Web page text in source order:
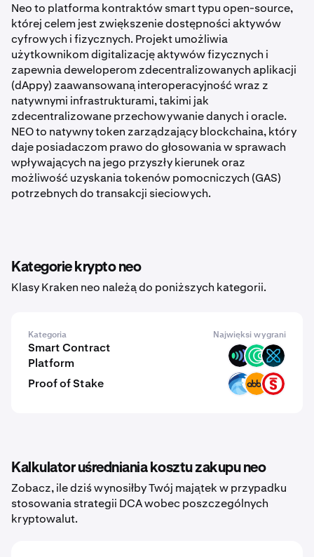
Neo to platforma kontraktów smart typu open-source,
której celem jest zwiększenie dostępności aktywów
cyfrowych i fizycznych. Projekt umożliwia
użytkownikom digitalizację aktywów fizycznych i
zapewnia deweloperom zdecentralizowanych aplikacji
(dAppy) zaawansowaną interoperacyjność wraz z
natywnymi infrastrukturami, takimi jak
zdecentralizowane przechowywanie danych i oracle.
NEO to natywny token zarządzający blockchaina, który
daje posiadaczom prawo do głosowania w sprawach
wpływających na jego przyszły kierunek oraz
możliwość uzyskania tokenów pomocniczych (GAS)
potrzebnych do transakcji sieciowych.
Kategorie krypto neo
Klasy Kraken neo należą do poniższych kategorii.
Kategoria Najwięksi wygrani
Smart Contract
Platform
ULX ISLM XFI
Proof of Stake OPT ABBC PSTAKE
Kalkulator uśredniania kosztu zakupu neo
Zobacz, ile dziś wynosiłby Twój majątek w przypadku
stosowania strategii DCA wobec poszczególnych
kryptowalut.